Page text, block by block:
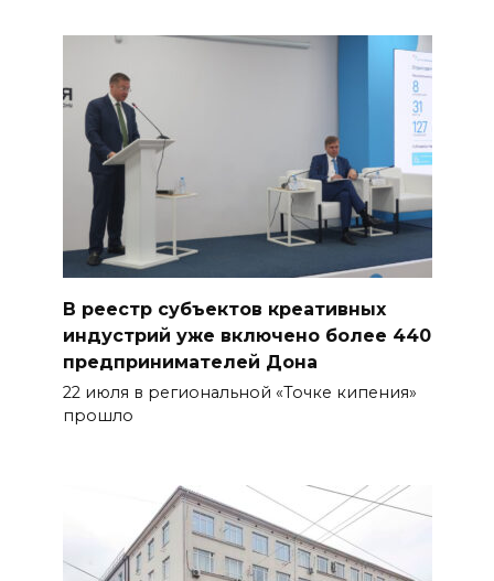
В реестр субъектов креативных
индустрий уже включено более 440
предпринимателей Дона
22 июля в региональной «Точке кипения»
прошло